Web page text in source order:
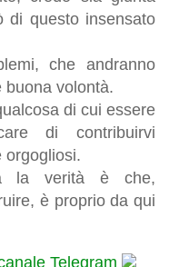
di questo insensato
che andranno
buona volontà.
di cui essere
di contribuirvi
orgogliosi.
la verità è che,
è proprio da qui
Telegram